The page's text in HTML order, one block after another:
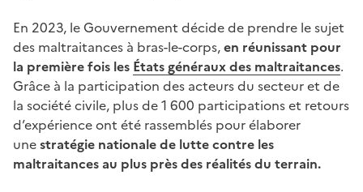
En 2023, le Gouvernement décide de prendre le sujet
des maltraitances à bras-le-corps,en réunissant pour
la première fois les États généraux des maltraitances.
Grâce à la participation des acteurs du secteur et de
la société civile, plus de 1 600 participations et retours
d’expérience ont été rassemblés pour élaborer
unestratégie nationale de lutte contre les
maltraitances au plus près des réalités du terrain.